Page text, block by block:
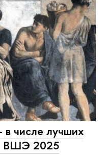
числе лучших
ВШЭ 2025